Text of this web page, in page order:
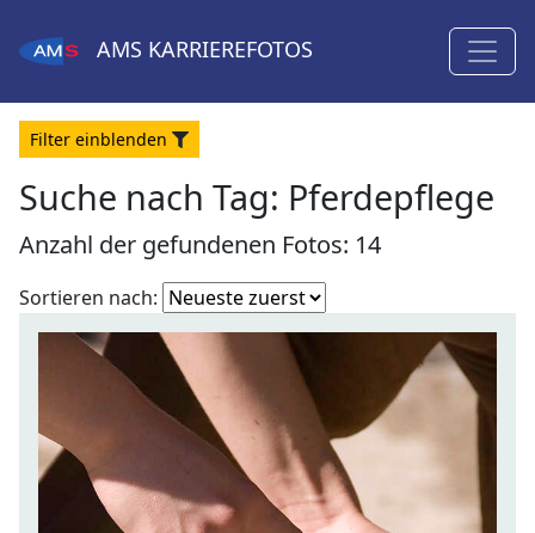
AMS KARRIEREFOTOS
Filter einblenden
Suche nach Tag: Pferdepflege
Anzahl der gefundenen Fotos: 14
Sortieren nach: